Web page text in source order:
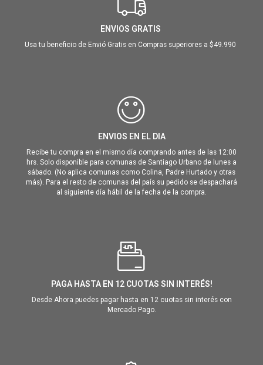
ENVIOS GRATIS
Usa tu beneficio de Envió Gratis en Compras superiores a $49.990
ENVIOS EN EL DIA
Recibe tu compra en el mismo día comprando antes de las 12:00
hrs. Solo disponible para comunas de Santiago Urbano de lunes a
sábado. (No aplica comunas como Colina, Padre Hurtado y otras
más). Para el resto de comunas del país su pedido se despachará
al siguiente día hábil de la fecha de la compra.
PAGA HASTA EN 12 CUOTAS SIN INTERÉS!
Desde Ahora puedes pagar hasta en 12 cuotas sin interés con
Mercado Pago.